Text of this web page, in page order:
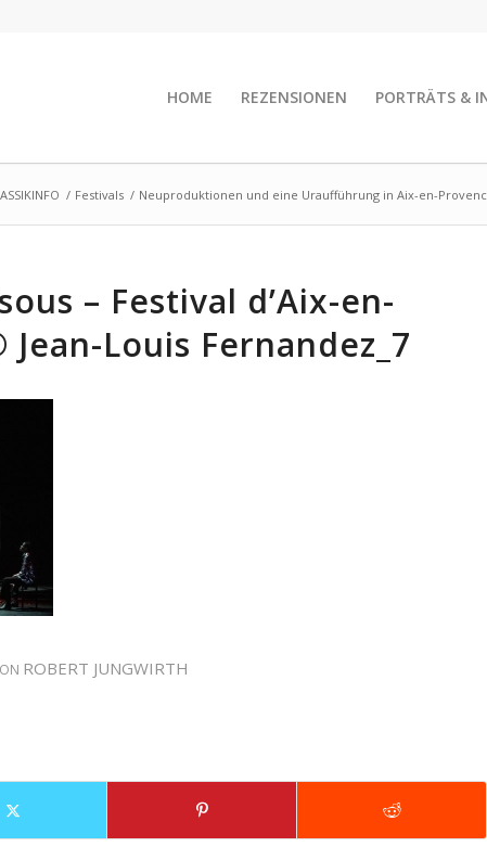
HOME REZENSIONEN PORTRÄTS &
/ Festivals / Neuproduktionen und eine Uraufführung in Aix-en-
– Festival d’Aix-en-
Louis Fernandez_7
ROBERT JUNGWIRTH